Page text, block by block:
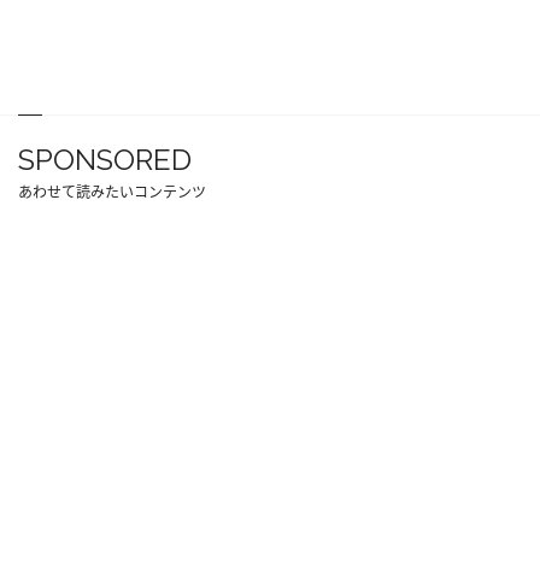
SPONSORED
あわせて読みたいコンテンツ